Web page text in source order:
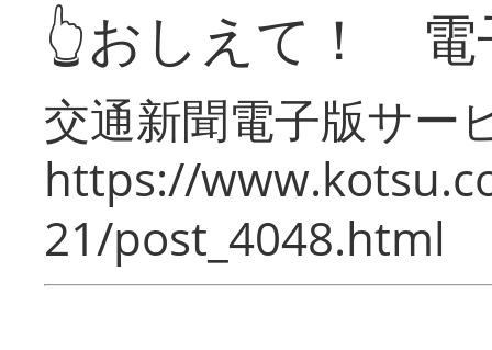
👆おしえて！ 電
交通新聞電子版サー
https://
21/post_4048.html